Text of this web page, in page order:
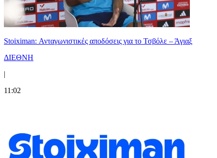
Stoiximan: Ανταγωνιστικές αποδόσεις για το Τσβόλε – Άγιαξ
ΔΙΕΘΝΗ
|
11:02